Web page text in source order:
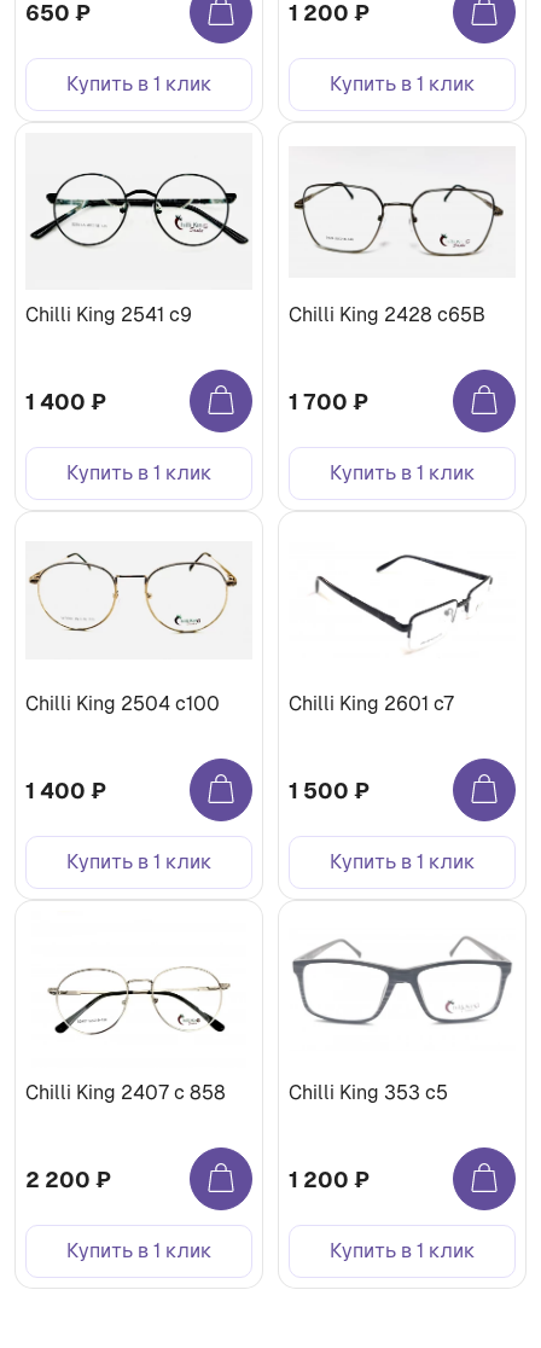
650 ₽
Купить в 1 клик
1 200 ₽
Купить в 1 клик
Chilli King 2541 c9
1 400 ₽
Купить в 1 клик
Chilli King 2428 c65B
1 700 ₽
Купить в 1 клик
Chilli King 2504 c100
1 400 ₽
Купить в 1 клик
Chilli King 2601 c7
1 500 ₽
Купить в 1 клик
Chilli King 2407 с 858
2 200 ₽
Купить в 1 клик
Chilli King 353 c5
1 200 ₽
Купить в 1 клик